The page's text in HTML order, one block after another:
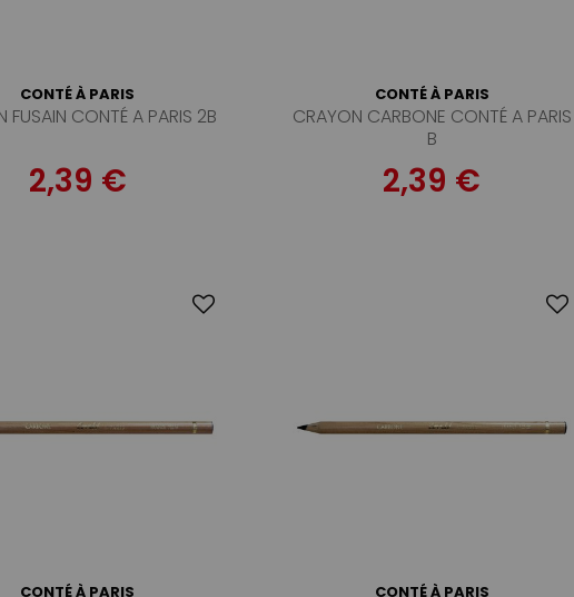
CONTÉ À PARIS
FUSAIN CONTÉ A PARIS 2B
2,39 €
CONTÉ À PARIS
CRAYON CARBONE CONTÉ A PARIS
B
2,39 €
CONTÉ À PARIS CONTÉ À PARIS